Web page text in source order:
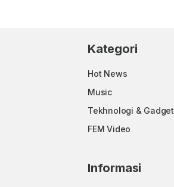
Kategori
Hot News
Music
Tekhnologi & Gadget
FEM Video
Informasi